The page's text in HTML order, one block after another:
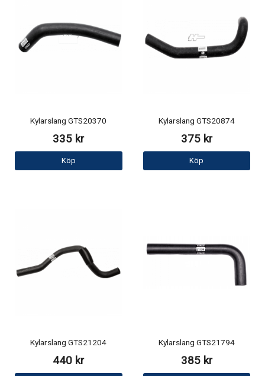
Kylarslang GTS20370
335 kr
Köp
Kylarslang GTS20874
375 kr
Köp
Kylarslang GTS21204
440 kr
Kylarslang GTS21794
385 kr